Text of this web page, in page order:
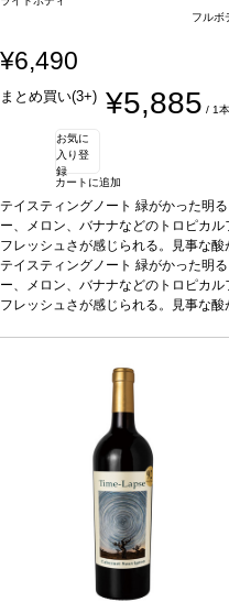
フルボ
¥6,490
まとめ買い(3+) ¥5,885 / 1本
お気に
入り登
録
カートに追加
テイスティングノート 緑がかった明
ー、メロン、バナナなどのトロピカ
フレッシュさが感じられる。見事な
味わいはバランスが取れていて、ま
パッチョ、貝類、蒸し魚やグリル魚
ラダ、タパスや前菜などと好相性。
テイスティングノート 緑がかった明
ー、メロン、バナナなどのトロピカ
フレッシュさが感じられる。見事な
ラダ、タパスや前菜などと好相性。
在庫切れの場合、在庫があり価格が
されます、ご了承ください。